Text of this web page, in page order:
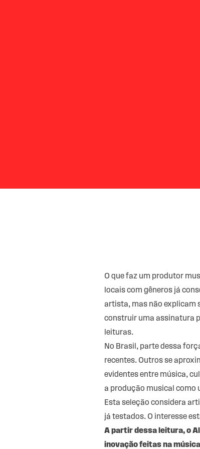
O que faz um produtor
locais com gêneros já
artista, mas não explicam
construir uma assinatura
leituras.
No Brasil, parte dessa
recentes. Outros se
evidentes entre música,
a produção musical como
Esta seleção considera
já testados. O interesse
A partir dessa leitura, o
inovação feitas na